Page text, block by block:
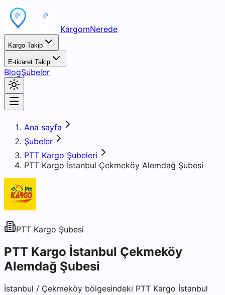
KargomNerede
Kargo Takip
E-ticaret Takip
BlogŞubeler
Ana sayfa
Şubeler
PTT Kargo Şubeleri
PTT Kargo İstanbul Çekmeköy Alemdağ Şubesi
PTT Kargo Şubesi
PTT Kargo İstanbul Çekmeköy
Alemdağ Şubesi
İstanbul / Çekmeköy bölgesindeki PTT Kargo İstanbul